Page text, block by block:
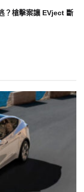
？槍擊案讓 EVject 斷